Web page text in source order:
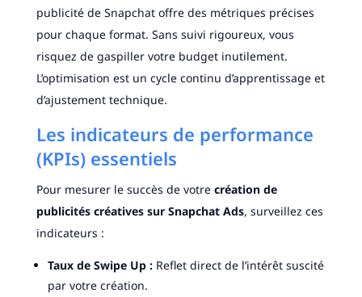
publicité de Snapchat offre des métriques précises
pour chaque format. Sans suivi rigoureux, vous
risquez de gaspiller votre budget inutilement.
L’optimisation est un cycle continu d’apprentissage et
d’ajustement technique.
Les indicateurs de performance
(KPIs) essentiels
Pour mesurer le succès de votre création de
publicités créatives sur Snapchat Ads, surveillez ces
indicateurs :
Taux de Swipe Up :Reflet direct de l’intérêt suscité
par votre création.